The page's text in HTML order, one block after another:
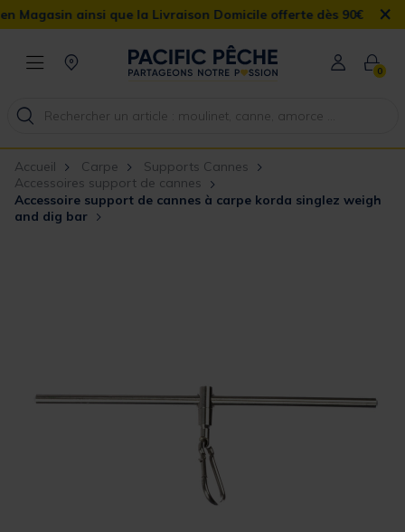
ainsi que la Livraison Domicile offerte dès 90€ ×
0
Accueil Carpe
Supports Cannes
Accessoires support de cannes
Accessoire support de cannes à carpe korda singlez weigh
and dig bar